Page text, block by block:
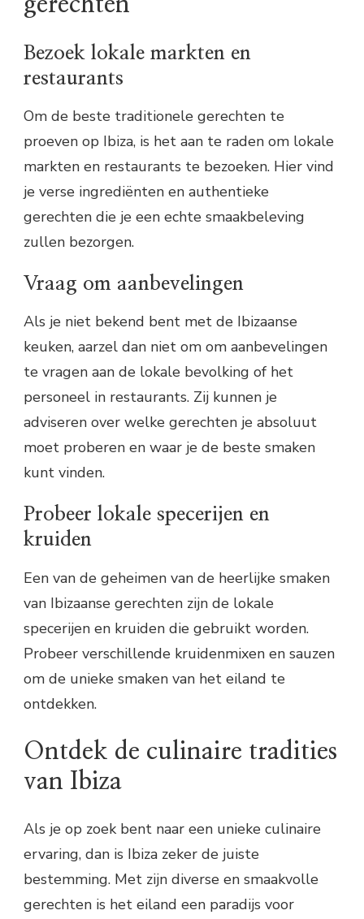
gerechten
Bezoek lokale markten en
restaurants
Om de beste traditionele gerechten te
proeven op Ibiza, is het aan te raden om lokale
markten en restaurants te bezoeken. Hier vind
je verse ingrediënten en authentieke
gerechten die je een echte smaakbeleving
zullen bezorgen.
Vraag om aanbevelingen
Als je niet bekend bent met de Ibizaanse
keuken, aarzel dan niet om om aanbevelingen
te vragen aan de lokale bevolking of het
personeel in restaurants. Zij kunnen je
adviseren over welke gerechten je absoluut
moet proberen en waar je de beste smaken
kunt vinden.
Probeer lokale specerijen en
kruiden
Een van de geheimen van de heerlijke smaken
van Ibizaanse gerechten zijn de lokale
specerijen en kruiden die gebruikt worden.
Probeer verschillende kruidenmixen en sauzen
om de unieke smaken van het eiland te
ontdekken.
Ontdek de culinaire tradities
van Ibiza
Als je op zoek bent naar een unieke culinaire
ervaring, dan is Ibiza zeker de juiste
bestemming. Met zijn diverse en smaakvolle
gerechten is het eiland een paradijs voor